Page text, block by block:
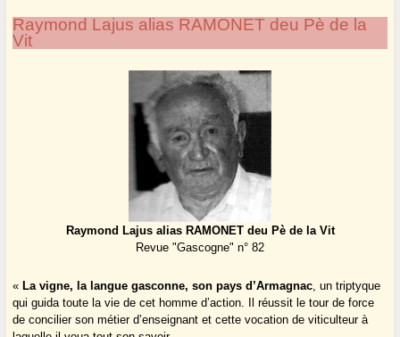
Raymond Lajus alias RAMONET deu Pè de la
Vit
Raymond Lajus alias RAMONET deu Pè de la Vit
Revue "Gascogne" n° 82
« La vigne, la langue gasconne, son pays d’Armagnac, un triptyque
qui guida toute la vie de cet homme d’action. Il réussit le tour de force
de concilier son métier d’enseignant et cette vocation de viticulteur à